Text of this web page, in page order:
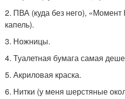
2. ПВА (куда без него), «Момент
капель).
3. Ножницы.
4. Туалетная бумага самая
5. Акриловая краска.
6. Нитки (у меня шерстяные